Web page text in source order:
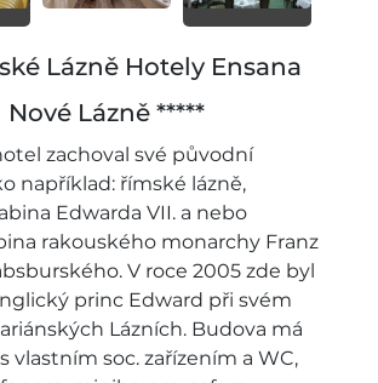
Lázně Hotely Ensana
Nové Lázně *****
zachoval své původní
například: římské lázně,
Edwarda VII. a nebo
rakouského monarchy Franz
V roce 2005 zde byl
princ Edward při svém
Lázních. Budova má
vlastním soc. zařízením a WC,